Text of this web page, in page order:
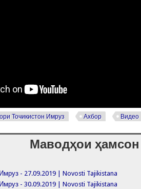
Точикистон Имруз Ахбор Видео
Маводҳои ҳамсон
- 27.09.2019 | Novosti Tajikistana
- 30.09.2019 | Novosti Tajikistana